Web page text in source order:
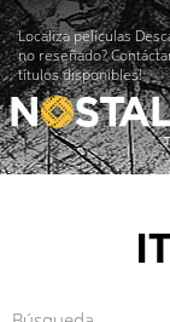
Localiza películas
no reseñado?
títulos disponibles!